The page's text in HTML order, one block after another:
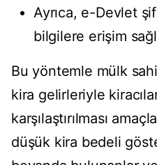
Ayrıca, e-Devlet
bilgilere erişim
Bu yöntemle mülk
kira gelirleriyle
karşılaştırılması
düşük kira bedeli